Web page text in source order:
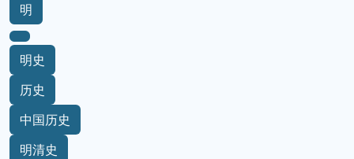
明
明史
历史
中国历史
明清史